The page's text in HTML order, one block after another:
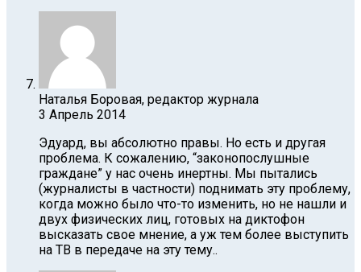
Наталья Боровая, редактор журнала
3 Апрель 2014
Эдуард, вы абсолютно правы. Но есть и другая
проблема. К сожалению, “законопослушные
граждане” у нас очень инертны. Мы пытались
(журналисты в частности) поднимать эту проблему,
когда можно было что-то изменить, но не нашли и
двух физических лиц, готовых на диктофон
высказать свое мнение, а уж тем более выступить
на ТВ в передаче на эту тему..